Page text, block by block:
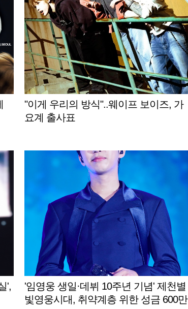
"이게 우리의 방식"..웨이프 보이즈, 가
요계 출사표
',
'임영웅 생일·데뷔 10주년 기념' 제천별
빛영웅시대, 취약계층 위한 성금 600만